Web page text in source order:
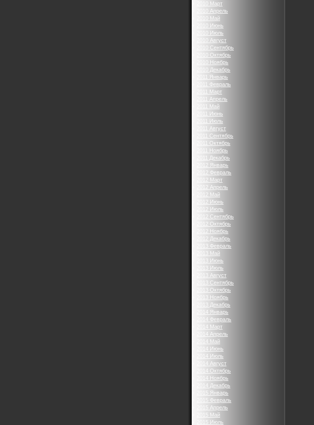
2010 Март
2010 Апрель
2010 Май
2010 Июнь
2010 Июль
2010 Август
2010 Сентябрь
2010 Октябрь
2010 Ноябрь
2010 Декабрь
2011 Январь
2011 Февраль
2011 Март
2011 Апрель
2011 Май
2011 Июнь
2011 Июль
2011 Август
2011 Сентябрь
2011 Октябрь
2011 Ноябрь
2011 Декабрь
2012 Январь
2012 Февраль
2012 Март
2012 Апрель
2012 Май
2012 Июнь
2012 Июль
2012 Сентябрь
2012 Октябрь
2012 Ноябрь
2012 Декабрь
2013 Февраль
2013 Май
2013 Июнь
2013 Июль
2013 Август
2013 Сентябрь
2013 Октябрь
2013 Ноябрь
2013 Декабрь
2014 Январь
2014 Февраль
2014 Март
2014 Апрель
2014 Май
2014 Июнь
2014 Июль
2014 Август
2014 Октябрь
2014 Ноябрь
2014 Декабрь
2015 Январь
2015 Февраль
2015 Апрель
2015 Май
2015 Июль